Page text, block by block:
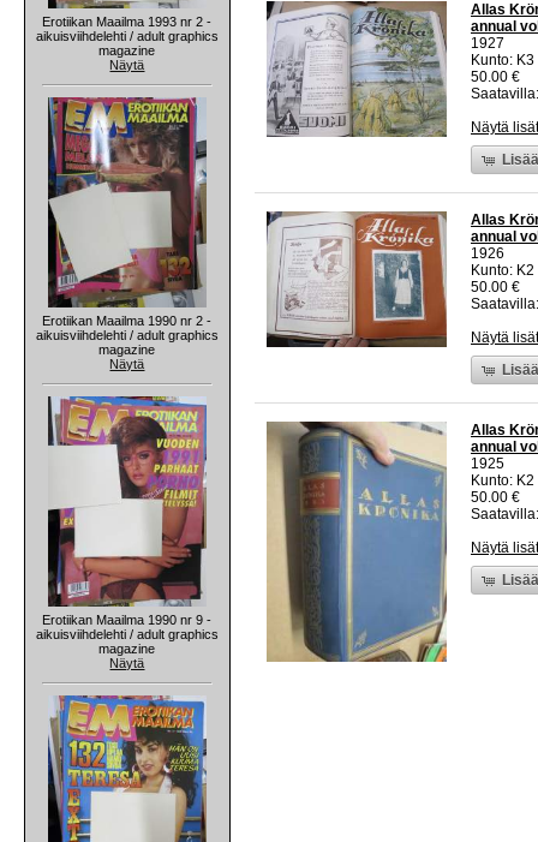
Erotiikan Maailma 1993 nr 2 -
aikuisviihdelehti / adult graphics
magazine
Näytä
Erotiikan Maailma 1990 nr 2 -
aikuisviihdelehti / adult graphics
magazine
Näytä
Erotiikan Maailma 1990 nr 9 -
aikuisviihdelehti / adult graphics
magazine
Näytä
Allas
annual
1927
Kunto:
50.00 €
Näytä
Allas
annual
1926
Kunto:
50.00 €
Näytä
Allas
annual
1925
Kunto:
50.00 €
Näytä